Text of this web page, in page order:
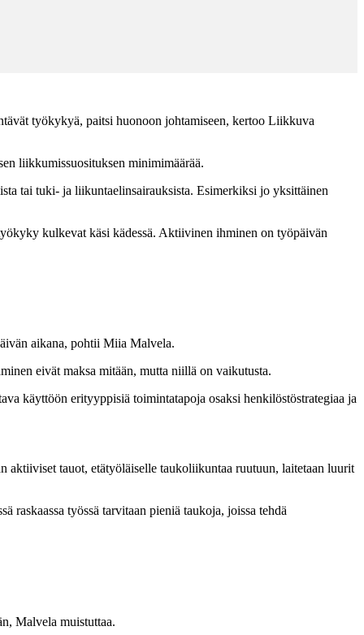
työkykyä, paitsi huonoon johtamiseen, kertoo Liikkuva
liikkumissuosituksen minimimäärää.
tai tuki- ja liikuntaelinsairauksista. Esimerkiksi jo yksittäinen
kulkevat käsi kädessä. Aktiivinen ihminen on työpäivän
aikana, pohtii Miia Malvela.
eivät maksa mitään, mutta niillä on vaikutusta.
käyttöön erityyppisiä toimintatapoja osaksi henkilöstöstrategiaa ja
aktiiviset tauot, etätyöläiselle taukoliikuntaa ruutuun, laitetaan luurit
raskaassa työssä tarvitaan pieniä taukoja, joissa tehdä
Malvela muistuttaa.